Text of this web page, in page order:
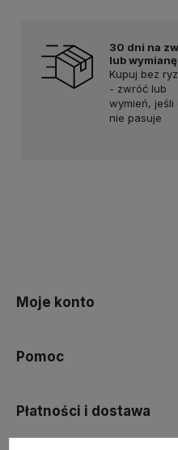
30 dni na
lub wymianę
Kupuj bez
- zwróć lub
wymień, jeśli
nie pasuje
Moje konto
Pomoc
Płatności i dostawa